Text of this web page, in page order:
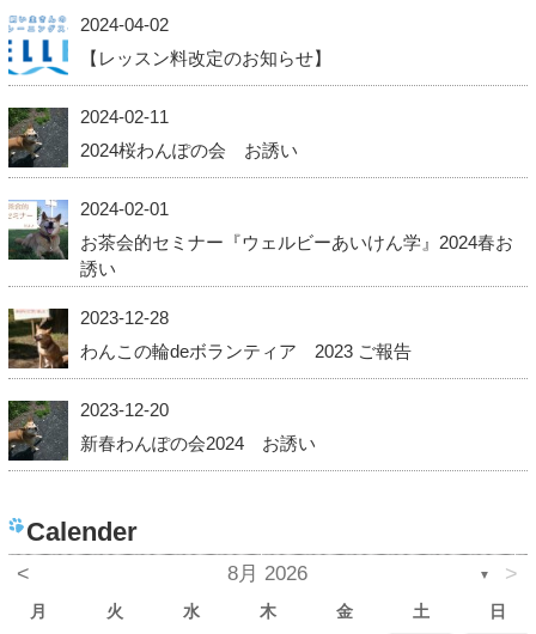
2024-04-02
【レッスン料改定のお知らせ】
2024-02-11
2024桜わんぽの会 お誘い
2024-02-01
お茶会的セミナー『ウェルビーあいけん学』2024春お
誘い
2023-12-28
わんこの輪deボランティア 2023 ご報告
2023-12-20
新春わんぽの会2024 お誘い
Calender
< 8月 2026 ▼ >
月 火 水 木 金 土 日